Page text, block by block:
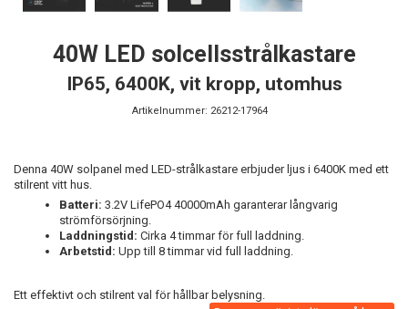
40W LED solcellsstrålkastare
IP65, 6400K, vit kropp, utomhus
Artikelnummer: 26212-17964
Denna 40W solpanel med LED-strålkastare erbjuder ljus i 6400K med ett
stilrent vitt hus.
Batteri: 3.2V LifePO4 40000mAh garanterar långvarig
strömförsörjning.
Laddningstid: Cirka 4 timmar för full laddning.
Arbetstid: Upp till 8 timmar vid full laddning.
Ett effektivt och stilrent val för hållbar belysning.